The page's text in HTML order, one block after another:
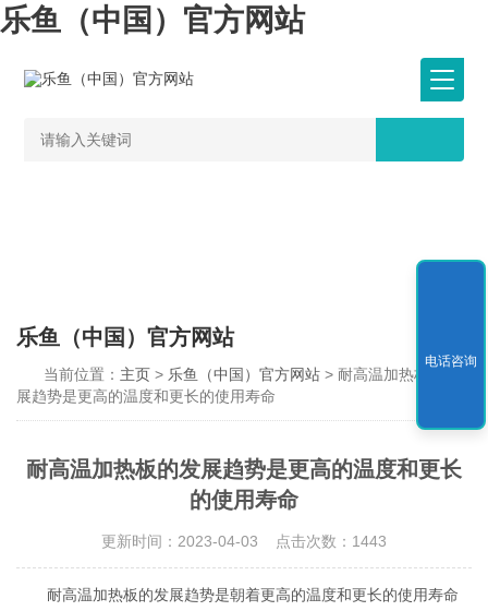
乐鱼（中国）官方网站
乐鱼（中国）官方网站
当前位置： 主页 > 乐鱼（中国）官方网站 > 耐高温加热板的发
展趋势是更高的温度和更长的使用寿命
耐高温加热板的发展趋势是更高的温度和更长
的使用寿命
更新时间：2023-04-03 点击次数：1443
耐高温加热板的发展趋势是朝着更高的温度和更长的使用寿命
电话咨询